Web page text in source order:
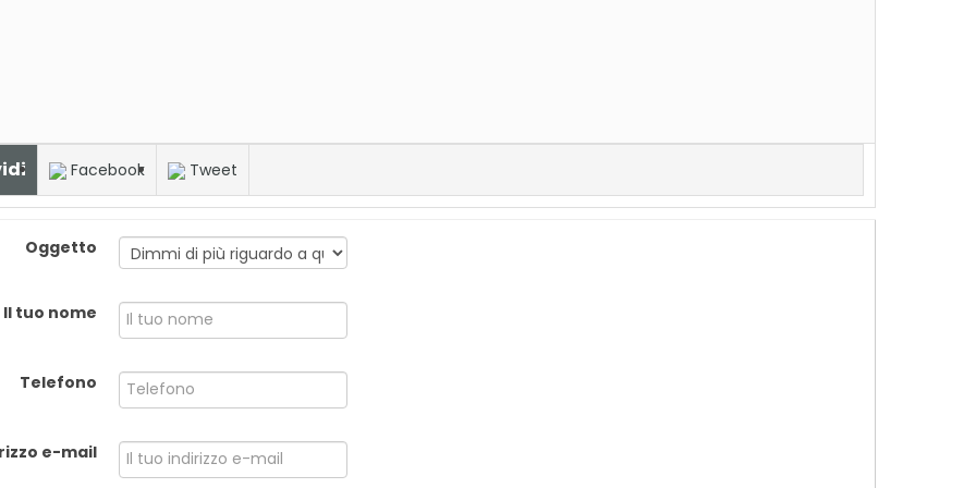
Facebook Tweet
Oggetto
Il tuo nome
Telefono
e-mail